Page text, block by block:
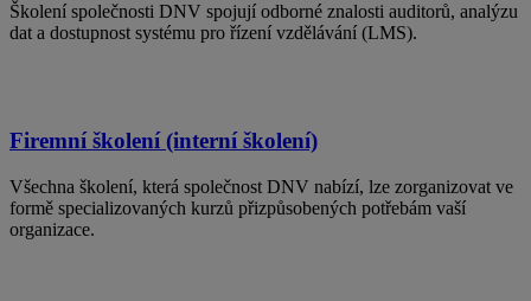
Školení společnosti DNV spojují odborné znalosti auditorů, analýzu
dat a dostupnost systému pro řízení vzdělávání (LMS).
Firemní školení (interní školení)
Všechna školení, která společnost DNV nabízí, lze zorganizovat ve
formě specializovaných kurzů přizpůsobených potřebám vaší
organizace.